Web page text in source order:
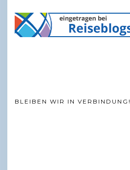
BLEIBEN WIR IN VERBINDUNG!